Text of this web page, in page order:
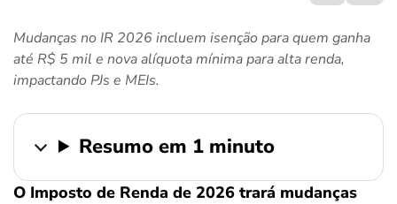
Mudanças no IR 2026 incluem isenção para quem ganha
até R$ 5 mil e nova alíquota mínima para alta renda,
impactando PJs e MEIs.
Resumo em 1 minuto
O Imposto de Renda de 2026 trará mudanças